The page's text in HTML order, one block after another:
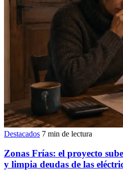
Destacados 7 min de lectura
Zonas Frías: el proyecto
y limpia deudas de las